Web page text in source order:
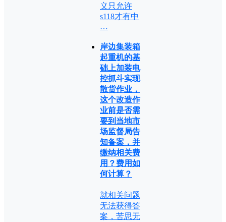
义只允许
s118才有中
…
岸边集装箱
起重机的基
础上加装电
控抓斗实现
散货作业，
这个改造作
业前是否需
要到当地市
场监督局告
知备案，并
缴纳相关费
用？费用如
何计算？
就相关问题
无法获得答
案，苦思无